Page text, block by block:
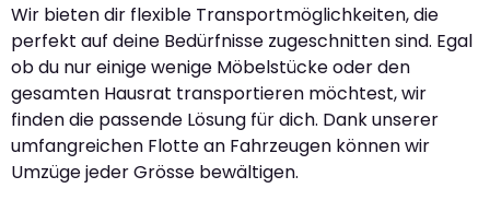
Wir bieten dir flexible Transportmöglichkeiten, die
perfekt auf deine Bedürfnisse zugeschnitten sind. Egal
ob du nur einige wenige Möbelstücke oder den
gesamten Hausrat transportieren möchtest, wir
finden die passende Lösung für dich. Dank unserer
umfangreichen Flotte an Fahrzeugen können wir
Umzüge jeder Grösse bewältigen.